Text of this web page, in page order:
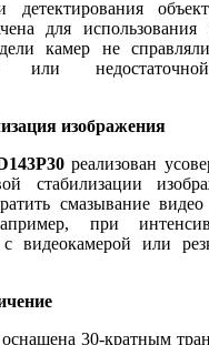
детектирования
для
камер не
или
изображения
реализован
стабилизации
смазывание
при
видеокамерой или
30-кратным